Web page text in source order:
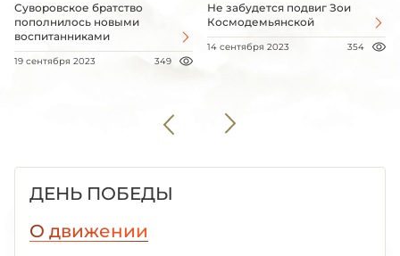
Суворовское братство
пополнилось новыми
воспитанниками
19 сентября 2023 349
Не забудется подвиг Зои
Космодемьянской
14 сентября 2023 354
ДЕНЬ ПОБЕДЫ
О движении